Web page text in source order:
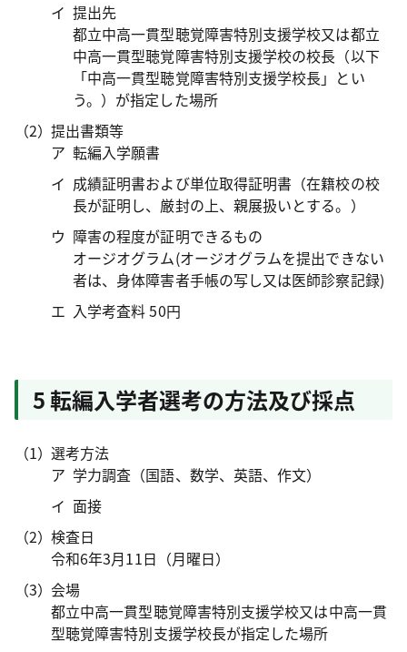
提出先
都立中高一貫型聴覚障害特別支援学校又は都立
中高一貫型聴覚障害特別支援学校の校長（以下
「中高一貫型聴覚障害特別支援学校長」とい
う。）が指定した場所
提出書類等
転編入学願書
成績証明書および単位取得証明書（在籍校の校
長が証明し、厳封の上、親展扱いとする。）
障害の程度が証明できるもの
オージオグラム(オージオグラムを提出できない
者は、身体障害者手帳の写し又は医師診察記録)
入学考査料 50円
5 転編入学者選考の方法及び採点
選考方法
学力調査（国語、数学、英語、作文）
面接
検査日
令和6年3月11日（月曜日）
会場
都立中高一貫型聴覚障害特別支援学校又は中高一貫
型聴覚障害特別支援学校長が指定した場所